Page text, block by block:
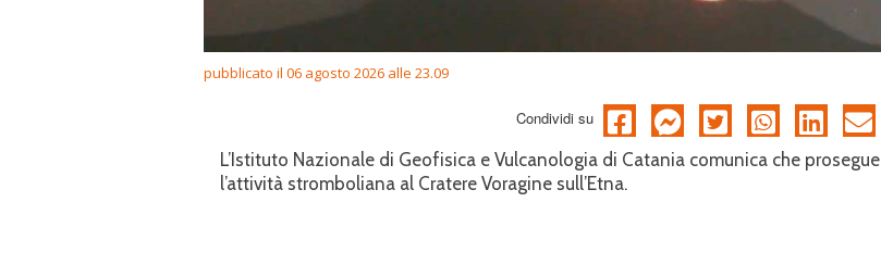
pubblicato il 06 agosto 2026 alle 23.09
Condividi su
L’Istituto Nazionale di Geofisica e Vulcanologia di Catania comunica che prosegue
l’attività stromboliana al Cratere Voragine sull’Etna.